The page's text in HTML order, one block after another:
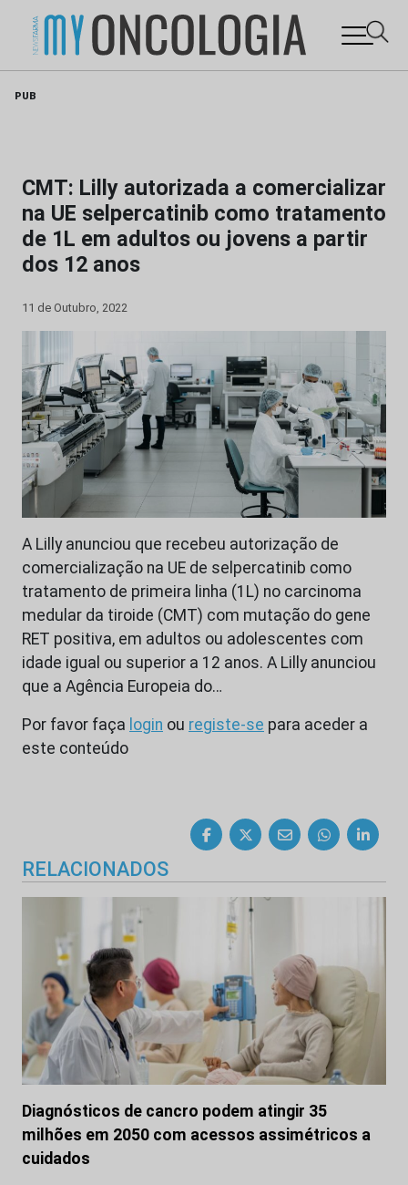
PUB
CMT: Lilly autorizada a comercializar
na UE selpercatinib como tratamento
de 1L em adultos ou jovens a partir
dos 12 anos
11 de Outubro, 2022
A Lilly anunciou que recebeu autorização de
comercialização na UE de selpercatinib como
tratamento de primeira linha (1L) no carcinoma
medular da tiroide (CMT) com mutação do gene
RET positiva, em adultos ou adolescentes com
idade igual ou superior a 12 anos. A Lilly anunciou
que a Agência Europeia do…
Por favor faça login ou registe-se para aceder a
este conteúdo
RELACIONADOS
Diagnósticos de cancro podem atingir 35
milhões em 2050 com acessos assimétricos a
cuidados